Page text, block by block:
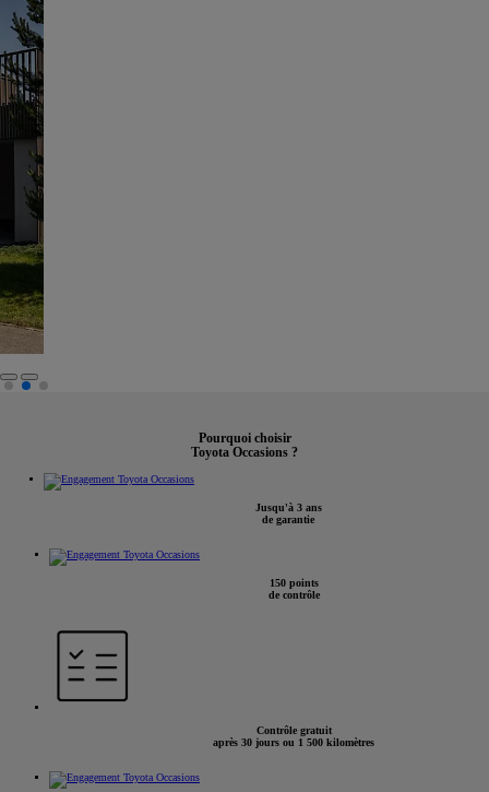
Pourquoi choisir
Toyota Occasions ?
Jusqu'à 3 ans
de garantie
150 points
de contrôle
Contrôle gratuit
après 30 jours ou 1 500 kilomètres